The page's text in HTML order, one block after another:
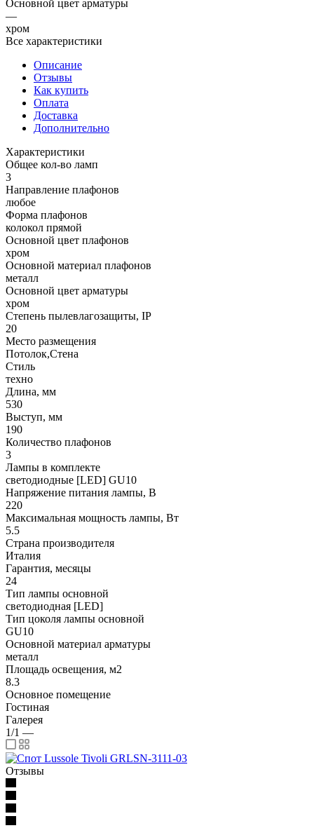
Основной цвет арматуры
—
хром
Все характеристики
Описание
Отзывы
Как купить
Оплата
Доставка
Дополнительно
Характеристики
Общее кол-во ламп
3
Направление плафонов
любое
Форма плафонов
колокол прямой
Основной цвет плафонов
хром
Основной материал плафонов
металл
Основной цвет арматуры
хром
Степень пылевлагозащиты, IP
20
Место размещения
Потолок,Стена
Стиль
техно
Длина, мм
530
Выступ, мм
190
Количество плафонов
3
Лампы в комплекте
светодиодные [LED] GU10
Напряжение питания лампы, В
220
Максимальная мощность лампы, Вт
5.5
Страна производителя
Италия
Гарантия, месяцы
24
Тип лампы основной
светодиодная [LED]
Тип цоколя лампы основной
GU10
Основной материал арматуры
металл
Площадь освещения, м2
8.3
Основное помещение
Гостиная
Галерея
1/1 —
Отзывы